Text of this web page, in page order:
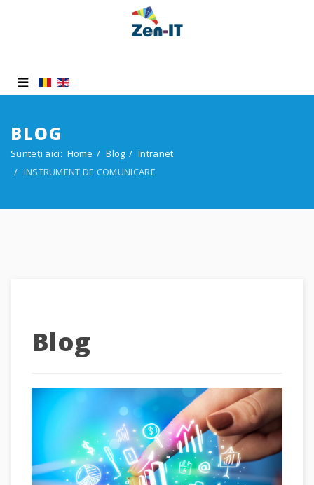
BLOG
Sunteți aici: Home Blog
Intranet
INSTRUMENT DE COMUNICARE
Blog